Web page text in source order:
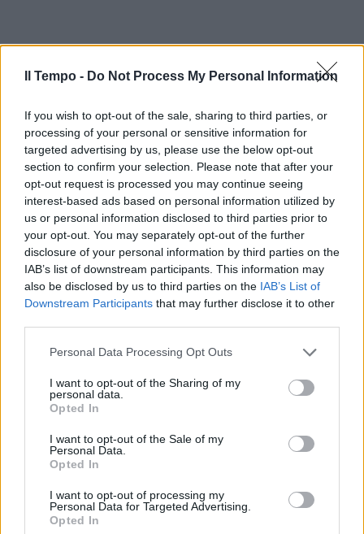
Il Tempo - Do Not Process My Personal Information
If you wish to opt-out of the sale, sharing to third parties, or
processing of your personal or sensitive information for
targeted advertising by us, please use the below opt-out
section to confirm your selection. Please note that after your
opt-out request is processed you may continue seeing
interest-based ads based on personal information utilized by
us or personal information disclosed to third parties prior to
your opt-out. You may separately opt-out of the further
disclosure of your personal information by third parties on the
IAB’s list of downstream participants. This information may
also be disclosed by us to third parties on the IAB’s List of
Downstream Participants that may further disclose it to other
Personal Data Processing Opt Outs
I want to opt-out of the Sharing of my
personal data.
Opted In
I want to opt-out of the Sale of my
Personal Data.
Opted In
I want to opt-out of processing my
Personal Data for Targeted Advertising.
Opted In